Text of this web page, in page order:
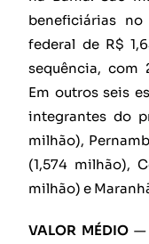
beneficiárias
federal de R$
sequência, com
Em outros seis
integrantes do
milhão),
(1,574 milhão),
milhão) e
VALOR MÉDIO —